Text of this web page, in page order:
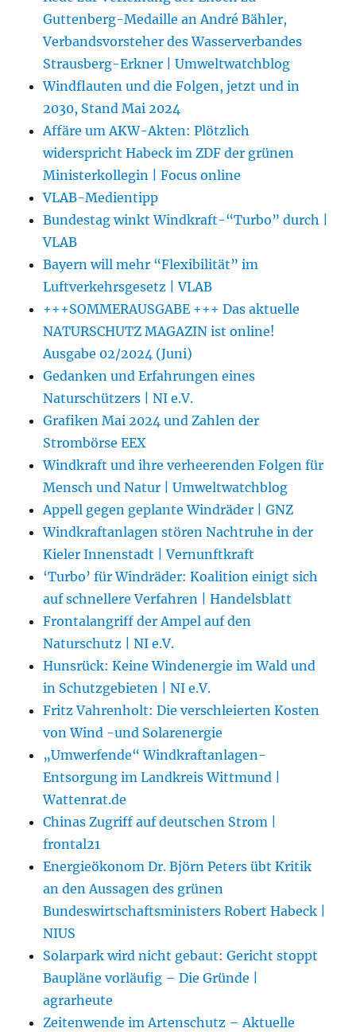
Guttenberg-Medaille an André Bähler,
Verbandsvorsteher des Wasserverbandes
Strausberg-Erkner | Umweltwatchblog
Windflauten und die Folgen, jetzt und in
2030, Stand Mai 2024
Affäre um AKW-Akten: Plötzlich
widerspricht Habeck im ZDF der grünen
Ministerkollegin | Focus online
VLAB-Medientipp
Bundestag winkt Windkraft-“Turbo” durch |
VLAB
Bayern will mehr “Flexibilität” im
Luftverkehrsgesetz | VLAB
+++SOMMERAUSGABE +++ Das aktuelle
NATURSCHUTZ MAGAZIN ist online!
Ausgabe 02/2024 (Juni)
Gedanken und Erfahrungen eines
Naturschützers | NI e.V.
Grafiken Mai 2024 und Zahlen der
Strombörse EEX
Windkraft und ihre verheerenden Folgen für
Mensch und Natur | Umweltwatchblog
Appell gegen geplante Windräder | GNZ
Windkraftanlagen stören Nachtruhe in der
Kieler Innenstadt | Vernunftkraft
‘Turbo’ für Windräder: Koalition einigt sich
auf schnellere Verfahren | Handelsblatt
Frontalangriff der Ampel auf den
Naturschutz | NI e.V.
Hunsrück: Keine Windenergie im Wald und
in Schutzgebieten | NI e.V.
Fritz Vahrenholt: Die verschleierten Kosten
von Wind -und Solarenergie
„Umwerfende“ Windkraftanlagen-
Entsorgung im Landkreis Wittmund |
Wattenrat.de
Chinas Zugriff auf deutschen Strom |
frontal21
Energieökonom Dr. Björn Peters übt Kritik
an den Aussagen des grünen
Bundeswirtschaftsministers Robert Habeck |
NIUS
Solarpark wird nicht gebaut: Gericht stoppt
Baupläne vorläufig – Die Gründe |
agrarheute
Zeitenwende im Artenschutz – Aktuelle